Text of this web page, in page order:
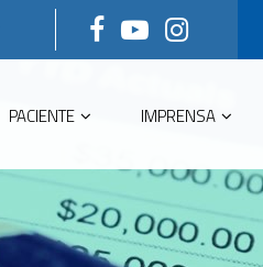
PACIENTE IMPRENSA